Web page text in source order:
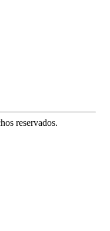
reservados.